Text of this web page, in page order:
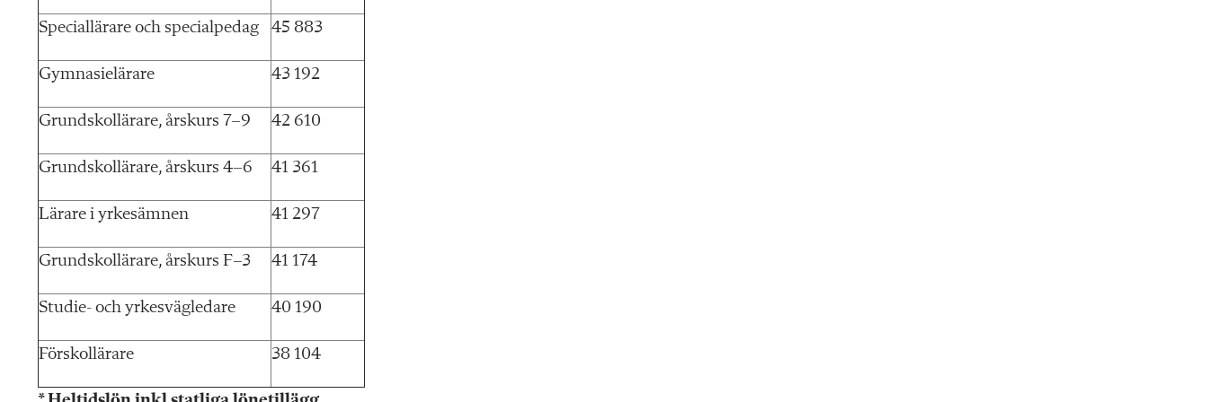
Speciallärare och specialpedag 45 883
Gymnasielärare 43 192
Grundskollärare, årskurs 7–9 42 610
Grundskollärare, årskurs 4–6 41 361
Lärare i yrkesämnen 41 297
Grundskollärare, årskurs F–3 41 174
Studie- och yrkesvägledare 40 190
Förskollärare 38 104